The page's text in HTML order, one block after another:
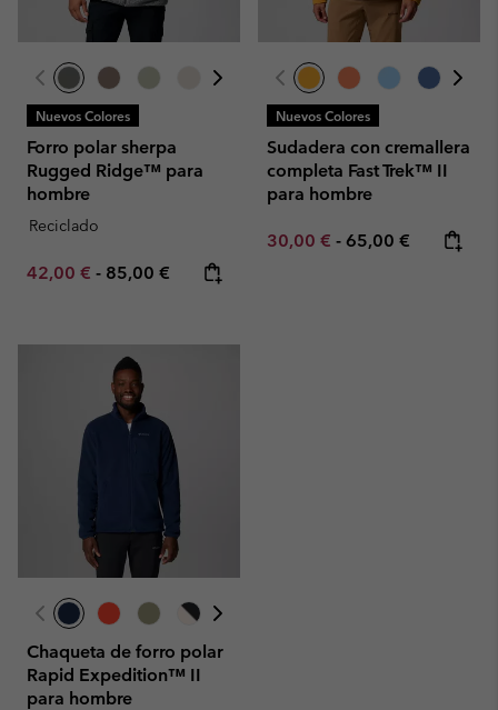
Nuevos Colores
Forro polar sherpa
Rugged Ridge™ para
hombre
Reciclado
Minimum sale price:
42,00 € - Maximum price:
85,00 €
Nuevos Colores
Sudadera con cremallera
completa Fast Trek™ II
para hombre
Minimum sale price:
30,00 € - Maximum price:
65,00 €
Chaqueta de forro polar
Rapid Expedition™ II
para hombre